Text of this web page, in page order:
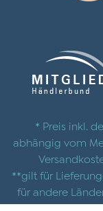
* Preis inkl.
abhängig vom
**gilt für
für andere
mit